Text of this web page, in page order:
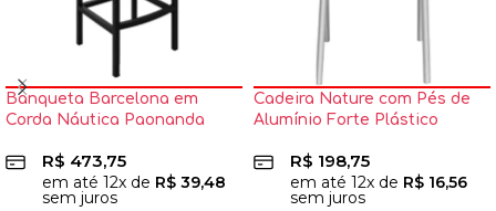
Banqueta Barcelona em
Corda Náutica Paonanda
R$ 473,75
em até 12x de R$ 39,48
sem juros
Cadeira Nature com Pés de
Alumínio Forte Plástico
R$ 198,75
em até 12x de R$ 16,56
sem juros